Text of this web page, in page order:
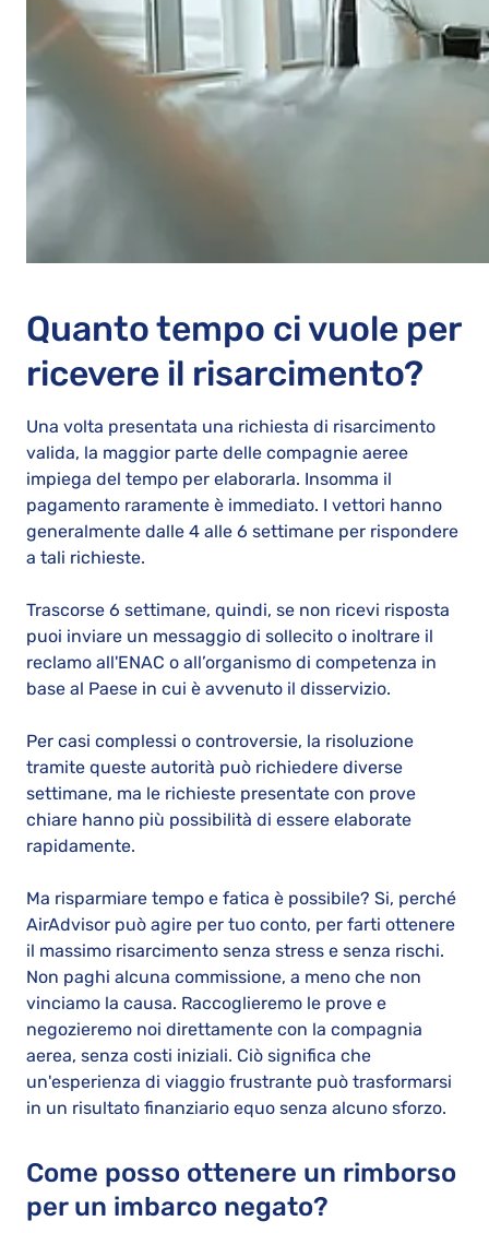
Quanto tempo ci vuole per
ricevere il risarcimento?
Una volta presentata una richiesta di risarcimento
valida, la maggior parte delle compagnie aeree
impiega del tempo per elaborarla. Insomma il
pagamento raramente è immediato. I vettori hanno
generalmente dalle 4 alle 6 settimane per rispondere
a tali richieste.
Trascorse 6 settimane, quindi, se non ricevi risposta
puoi inviare un messaggio di sollecito o inoltrare il
reclamo all'ENAC o all’organismo di competenza in
base al Paese in cui è avvenuto il disservizio.
Per casi complessi o controversie, la risoluzione
tramite queste autorità può richiedere diverse
settimane, ma le richieste presentate con prove
chiare hanno più possibilità di essere elaborate
rapidamente.
Ma risparmiare tempo e fatica è possibile? Si, perché
AirAdvisor può agire per tuo conto, per farti ottenere
il massimo risarcimento senza stress e senza rischi.
Non paghi alcuna commissione, a meno che non
vinciamo la causa. Raccoglieremo le prove e
negozieremo noi direttamente con la compagnia
aerea, senza costi iniziali. Ciò significa che
un'esperienza di viaggio frustrante può trasformarsi
in un risultato finanziario equo senza alcuno sforzo.
Come posso ottenere un rimborso
per un imbarco negato?